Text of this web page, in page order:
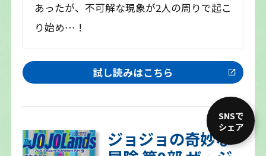
あったが、不可解な現象が2人の周りで起こ
り始め…！
試し読みはこちら
ジョジョの奇妙な
SNSで
シェア